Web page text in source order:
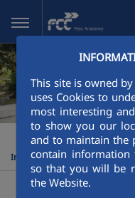
Pular para o Conteúdo
This site is owned
uses Cookies to
most interesting
to show you our
and to maintain the
contain
so that you will be
the Website.
FCC Meio Ambiente >
Indiferenciada e Seletiva de